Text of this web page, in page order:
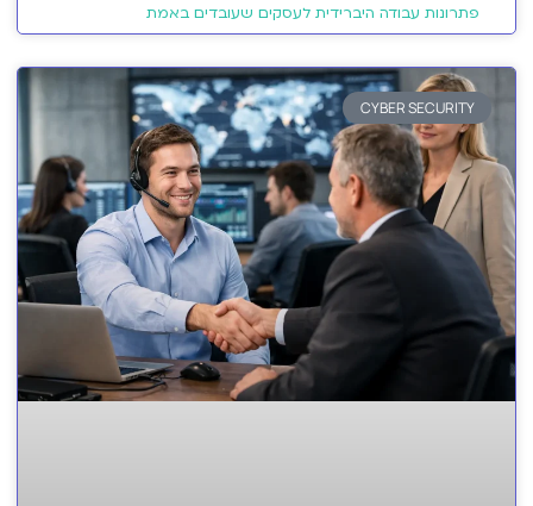
פתרונות עבודה היברידית לעסקים שעובדים באמת
CYBER SECURITY